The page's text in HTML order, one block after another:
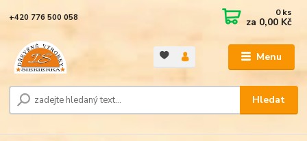
Menu
Hledat
+420 776 500 058 0ks
za 0,00 Kč